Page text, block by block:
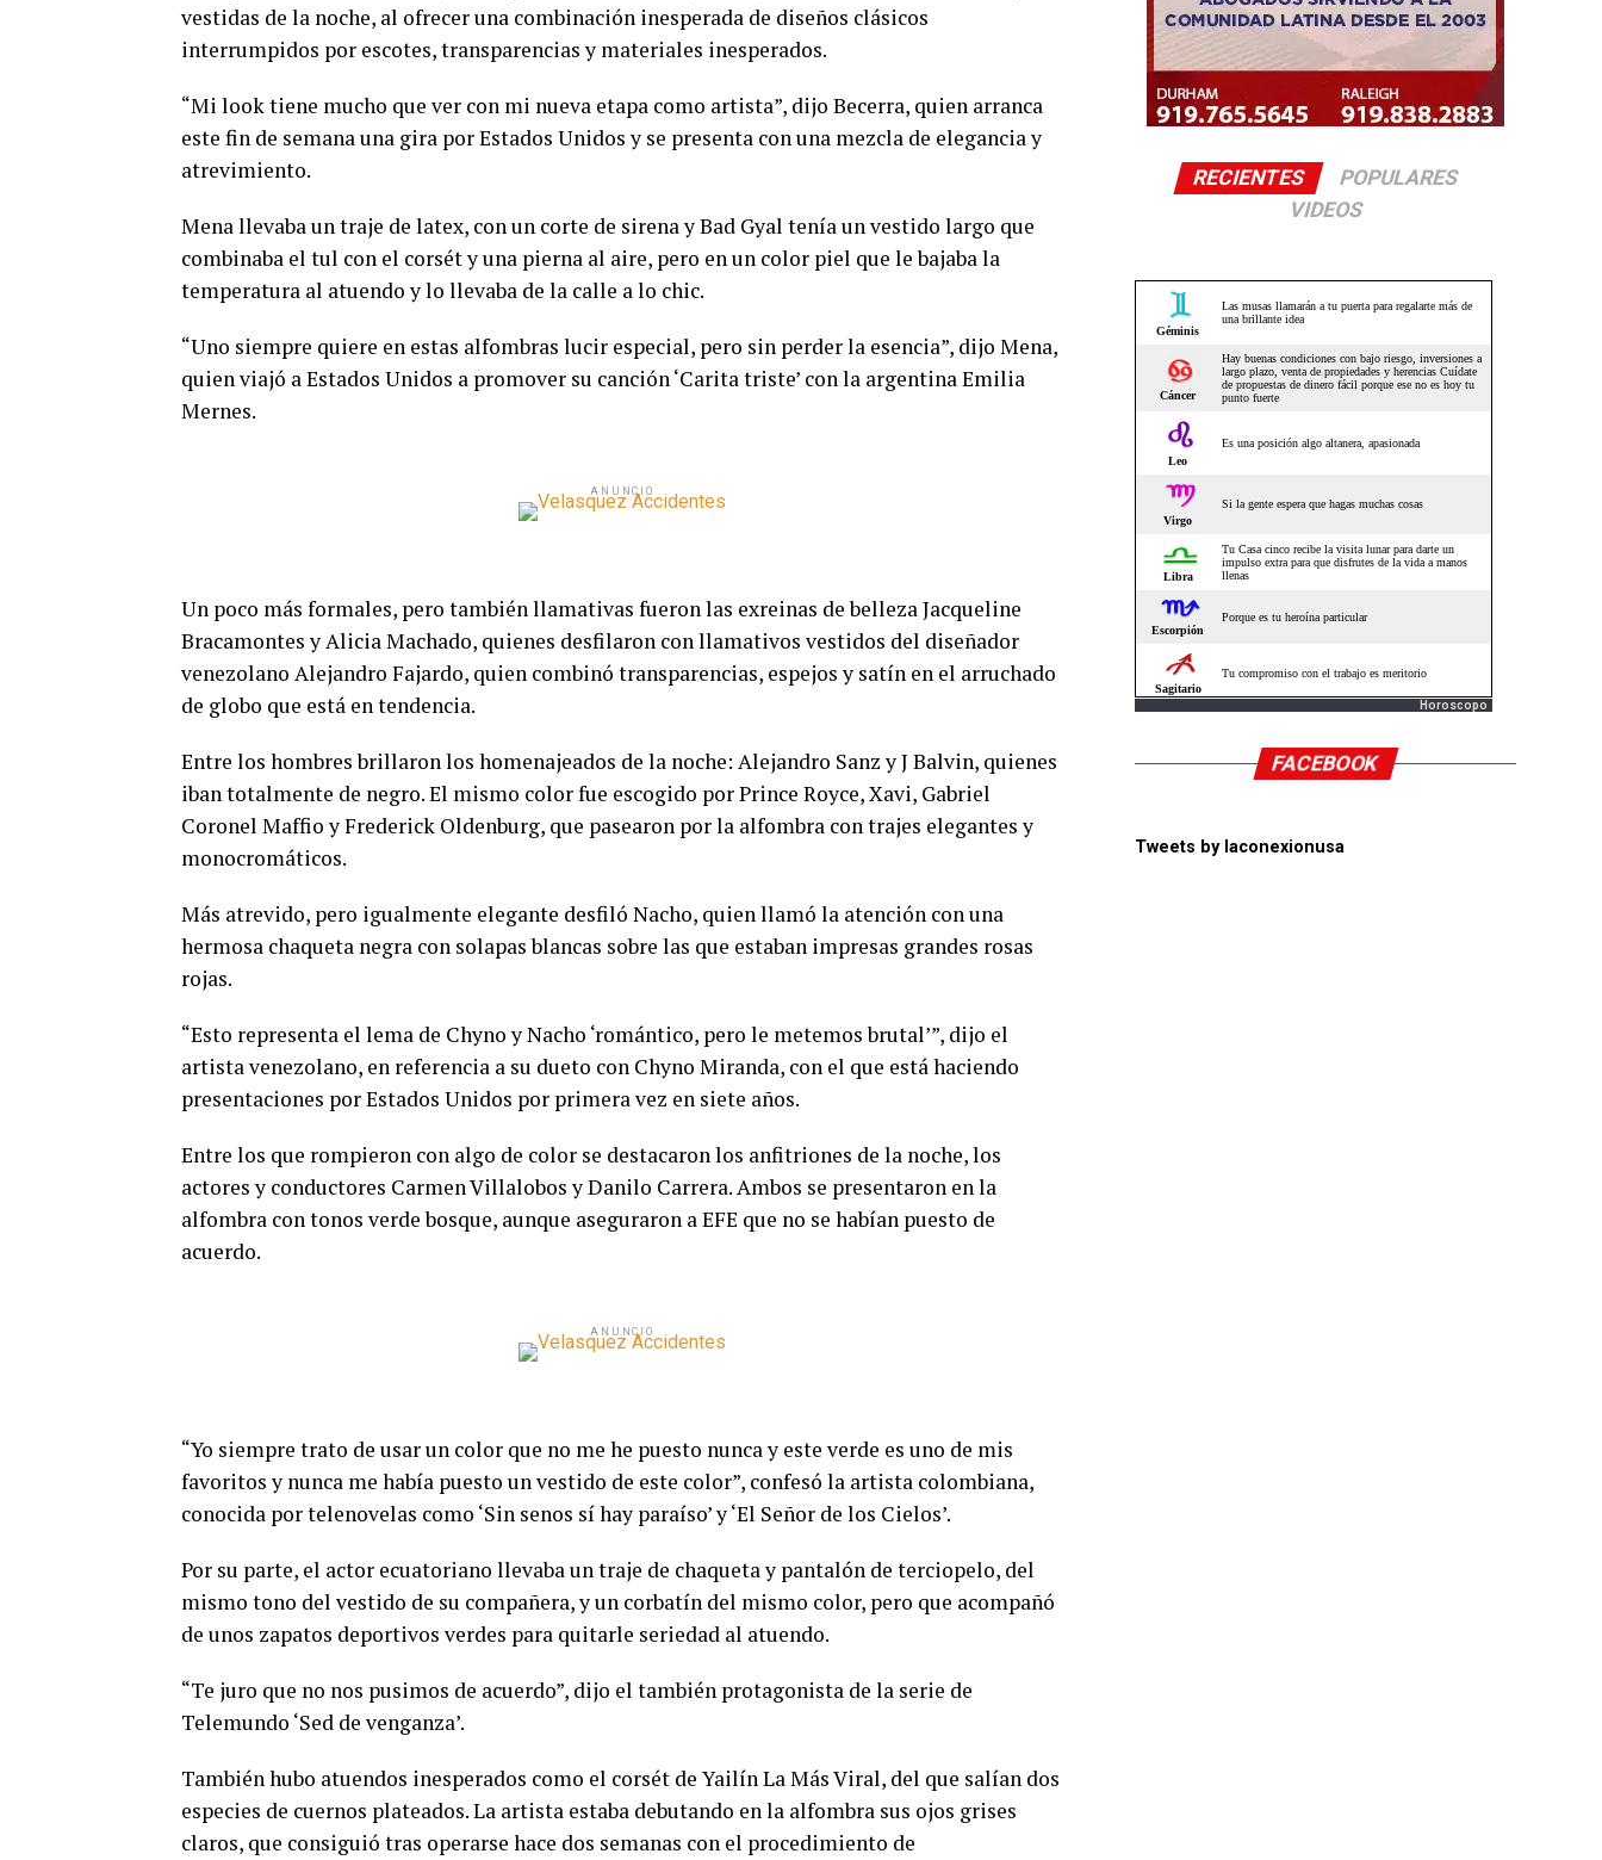
vestidas de la noche, al ofrecer una combinación inesperada de diseños clásicos
interrumpidos por escotes, transparencias y materiales inesperados.
“Mi look tiene mucho que ver con mi nueva etapa como artista”, dijo Becerra, quien arranca
este fin de semana una gira por Estados Unidos y se presenta con una mezcla de elegancia y
atrevimiento.
Mena llevaba un traje de latex, con un corte de sirena y Bad Gyal tenía un vestido largo que
combinaba el tul con el corsét y una pierna al aire, pero en un color piel que le bajaba la
temperatura al atuendo y lo llevaba de la calle a lo chic.
“Uno siempre quiere en estas alfombras lucir especial, pero sin perder la esencia”, dijo Mena,
quien viajó a Estados Unidos a promover su canción ‘Carita triste’ con la argentina Emilia
Mernes.
ANUNCIO
Un poco más formales, pero también llamativas fueron las exreinas de belleza Jacqueline
Bracamontes y Alicia Machado, quienes desfilaron con llamativos vestidos del diseñador
venezolano Alejandro Fajardo, quien combinó transparencias, espejos y satín en el arruchado
de globo que está en tendencia.
Entre los hombres brillaron los homenajeados de la noche: Alejandro Sanz y J Balvin, quienes
iban totalmente de negro. El mismo color fue escogido por Prince Royce, Xavi, Gabriel
Coronel Maffio y Frederick Oldenburg, que pasearon por la alfombra con trajes elegantes y
monocromáticos.
Más atrevido, pero igualmente elegante desfiló Nacho, quien llamó la atención con una
hermosa chaqueta negra con solapas blancas sobre las que estaban impresas grandes rosas
rojas.
“Esto representa el lema de Chyno y Nacho ‘romántico, pero le metemos brutal’”, dijo el
artista venezolano, en referencia a su dueto con Chyno Miranda, con el que está haciendo
presentaciones por Estados Unidos por primera vez en siete años.
Entre los que rompieron con algo de color se destacaron los anfitriones de la noche, los
actores y conductores Carmen Villalobos y Danilo Carrera. Ambos se presentaron en la
alfombra con tonos verde bosque, aunque aseguraron a EFE que no se habían puesto de
acuerdo.
ANUNCIO
“Yo siempre trato de usar un color que no me he puesto nunca y este verde es uno de mis
favoritos y nunca me había puesto un vestido de este color”, confesó la artista colombiana,
conocida por telenovelas como ‘Sin senos sí hay paraíso’ y ‘El Señor de los Cielos’.
Por su parte, el actor ecuatoriano llevaba un traje de chaqueta y pantalón de terciopelo, del
mismo tono del vestido de su compañera, y un corbatín del mismo color, pero que acompañó
de unos zapatos deportivos verdes para quitarle seriedad al atuendo.
“Te juro que no nos pusimos de acuerdo”, dijo el también protagonista de la serie de
Telemundo ‘Sed de venganza’.
También hubo atuendos inesperados como el corsét de Yailín La Más Viral, del que salían dos
especies de cuernos plateados. La artista estaba debutando en la alfombra sus ojos grises
claros, que consiguió tras operarse hace dos semanas con el procedimiento de
RECIENTES
POPULARES
VIDEOS
Horoscopo
FACEBOOK
Tweets by laconexionusa